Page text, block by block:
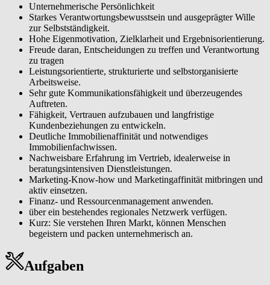
Unternehmerische Persönlichkeit
Starkes Verantwortungsbewusstsein und ausgeprägter Wille
zur Selbstständigkeit.
Hohe Eigenmotivation, Zielklarheit und Ergebnisorientierung.
Freude daran, Entscheidungen zu treffen und Verantwortung
zu tragen
Leistungsorientierte, strukturierte und selbstorganisierte
Arbeitsweise.
Sehr gute Kommunikationsfähigkeit und überzeugendes
Auftreten.
Fähigkeit, Vertrauen aufzubauen und langfristige
Kundenbeziehungen zu entwickeln.
Deutliche Immobilienaffinität und notwendiges
Immobilienfachwissen.
Nachweisbare Erfahrung im Vertrieb, idealerweise in
beratungsintensiven Dienstleistungen.
Marketing-Know-how und Marketingaffinität mitbringen und
aktiv einsetzen.
Finanz- und Ressourcenmanagement anwenden.
über ein bestehendes regionales Netzwerk verfügen.
Kurz: Sie verstehen Ihren Markt, können Menschen
begeistern und packen unternehmerisch an.
Aufgaben